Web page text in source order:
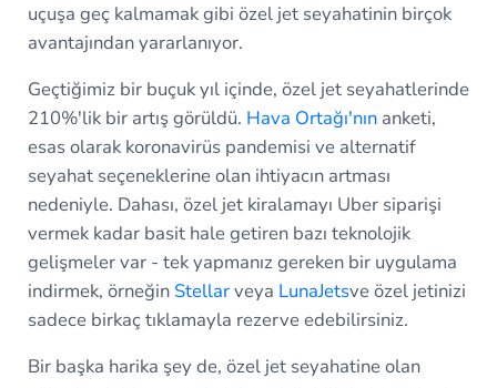
uçuşa geç kalmamak gibi özel jet seyahatinin birçok
avantajından yararlanıyor.
Geçtiğimiz bir buçuk yıl içinde, özel jet seyahatlerinde
210%'lik bir artış görüldü. Hava Ortağı'nınanketi,
esas olarak koronavirüs pandemisi ve alternatif
seyahat seçeneklerine olan ihtiyacın artması
nedeniyle. Dahası, özel jet kiralamayı Uber siparişi
vermek kadar basit hale getiren bazı teknolojik
gelişmeler var - tek yapmanız gereken bir uygulama
indirmek, örneğin Stellarveya LunaJetsve özel jetinizi
sadece birkaç tıklamayla rezerve edebilirsiniz.
Bir başka harika şey de, özel jet seyahatine olan